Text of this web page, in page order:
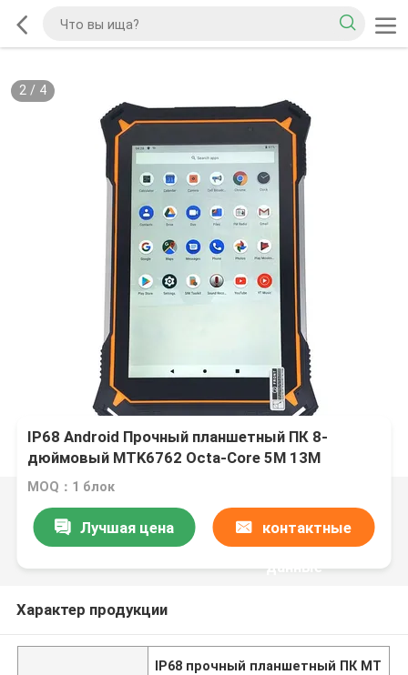
2/ 4
IP68 Android Прочный планшетный ПК 8-
дюймовый MTK6762 Octa-Core 5M 13M
Камеры 10000 мАч Аккумулятор
MOQ：1 блок
Лучшая цена контактные
данные
Характер продукции
IP68 прочный планшетный ПК MT